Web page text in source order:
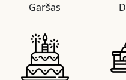
Garšas